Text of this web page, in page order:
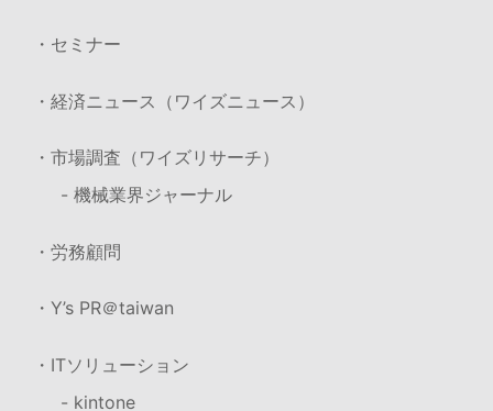
・セミナー
・経済ニュース（ワイズニュース）
・市場調査（ワイズリサーチ）
- 機械業界ジャーナル
・労務顧問
・Y’s PR＠taiwan
・ITソリューション
- kintone